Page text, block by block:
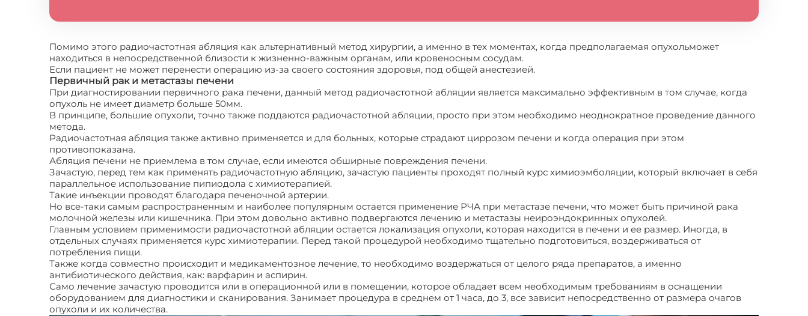
Помимо этого радиочастотная абляция как альтернативный метод хирургии, а именно в тех моментах, когда предполагаемая опухольможет
находиться в непосредственной близости к жизненно-важным органам, или кровеносным сосудам.
Если пациент не может перенести операцию из-за своего состояния здоровья, под общей анестезией.
Первичный рак и метастазы печени
При диагностировании первичного рака печени, данный метод радиочастотной абляции является максимально эффективным в том случае, когда
опухоль не имеет диаметр больше 50мм.
В принципе, большие опухоли, точно также поддаются радиочастотной абляции, просто при этом необходимо неоднократное проведение данного
метода.
Радиочастотная абляция также активно применяется и для больных, которые страдают циррозом печени и когда операция при этом
противопоказана.
Абляция печени не приемлема в том случае, если имеются обширные повреждения печени.
Зачастую, перед тем как применять радиочастотную абляцию, зачастую пациенты проходят полный курс химиоэмболяции, который включает в себя
параллельное использование пипиодола с химиотерапией.
Такие инъекции проводят благодаря печеночной артерии.
Но все-таки самым распространенным и наиболее популярным остается применение РЧА при метастазе печени, что может быть причиной рака
молочной железы или кишечника. При этом довольно активно подвергаются лечению и метастазы неироэндокринных опухолей.
Главным условием применимости радиочастотной абляции остается локализация опухоли, которая находится в печени и ее размер. Иногда, в
отдельных случаях применяется курс химиотерапии. Перед такой процедурой необходимо тщательно подготовиться, воздерживаться от
потребления пищи.
Также когда совместно происходит и медикаментозное лечение, то необходимо воздержаться от целого ряда препаратов, а именно
антибиотического действия, как: варфарин и аспирин.
Само лечение зачастую проводится или в операционной или в помещении, которое обладает всем необходимым требованиям в оснащении
оборудованием для диагностики и сканирования. Занимает процедура в среднем от 1 часа, до 3, все зависит непосредственно от размера очагов
опухоли и их количества.